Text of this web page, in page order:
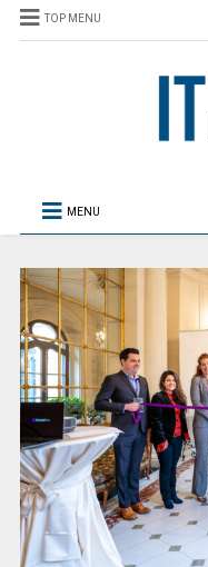
TOP MENU
MENU